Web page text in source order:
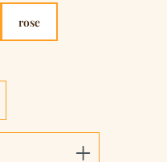
rose
Gib den